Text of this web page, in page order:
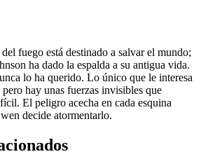
fuego está destinado a salvar el mundo;
ha dado la espalda a su antigua vida.
lo ha querido. Lo único que le interesa
hay unas fuerzas invisibles que
El peligro acecha en cada esquina
decide atormentarlo.